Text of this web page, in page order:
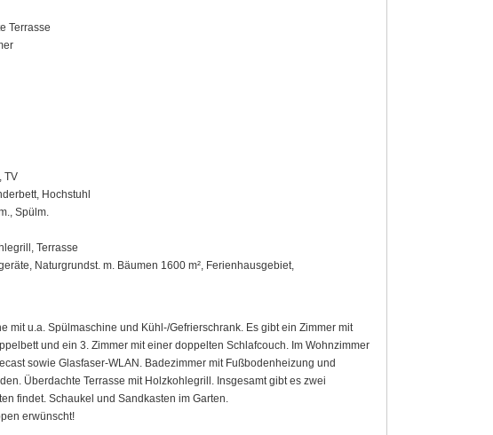
Terrasse
TV
Hochstuhl
Spülm.
Terrasse
Naturgrundst. m. Bäumen 1600 m², Ferienhausgebiet,
mit u.a. Spülmaschine und Kühl-/Gefrierschrank. Es gibt ein Zimmer mit
und ein 3. Zimmer mit einer doppelten Schlafcouch. Im Wohnzimmer
sowie Glasfaser-WLAN. Badezimmer mit Fußbodenheizung und
Überdachte Terrasse mit Holzkohlegrill. Insgesamt gibt es zwei
findet. Schaukel und Sandkasten im Garten.
erwünscht!